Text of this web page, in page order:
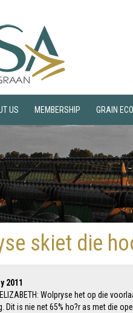
US MEMBERSHIP GRAIN
skiet die
2011
ELIZABETH: Wolpryse het op die
Dit is nie net 65% ho?r as met die